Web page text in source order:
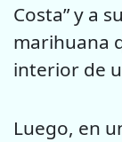
Costa” y a
marihuana
interior de
Luego, en